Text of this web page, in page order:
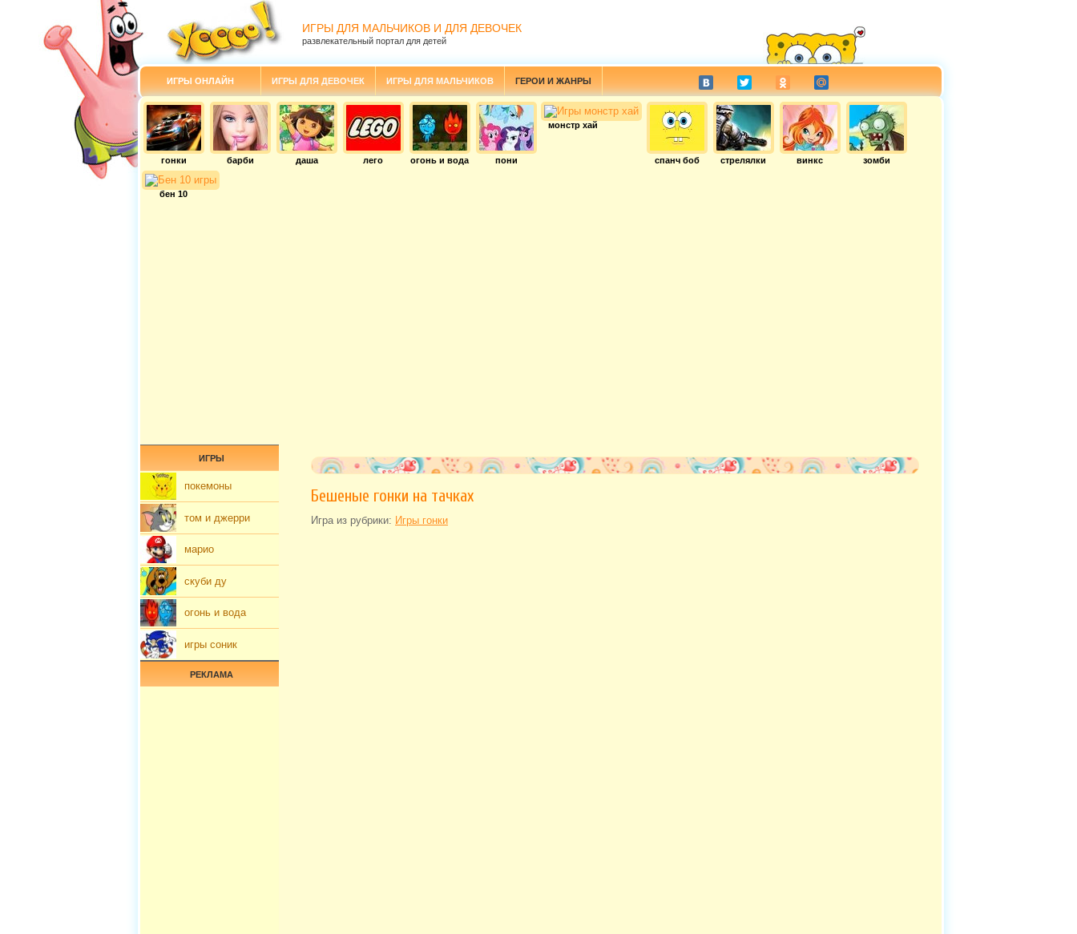
ИГРЫ ДЛЯ МАЛЬЧИКОВ И ДЛЯ ДЕВОЧЕК
развлекательный портал для детей
ИГРЫ ОНЛАЙН ИГРЫ ДЛЯ ДЕВОЧЕК ИГРЫ ДЛЯ МАЛЬЧИКОВ ГЕРОИ И ЖАНРЫ
гонки барби даша лего огонь и вода пони
монстр хай
спанч боб стрелялки винкс зомби
бен 10
Бешеные гонки на тачках
Игра из рубрики: Игры гонки
ИГРЫ
покемоны
том и джерри
марио
скуби ду
огонь и вода
игры соник
РЕКЛАМА